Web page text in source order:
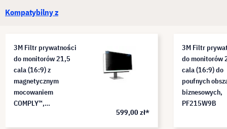
Kompatybilny z
3M Filtr prywatności
do monitorów 21,5
cala (16:9) z
magnetycznym
mocowaniem
COMPLY™,
599,00 zł*
3M Filtr
do monitorów
cala (16:9) do
poufnych
biznesowych,
PF215W9B